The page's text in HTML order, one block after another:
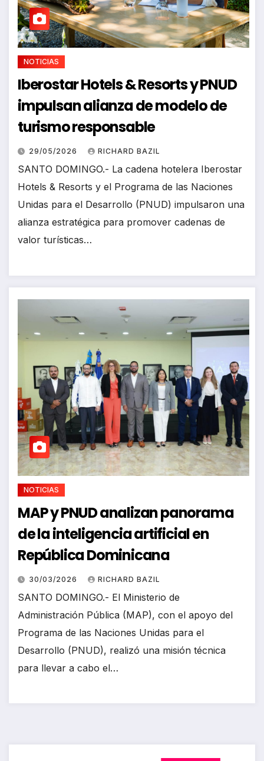
NOTICIAS
Iberostar Hotels & Resorts y PNUD
impulsan alianza de modelo de
turismo responsable
29/05/2026 RICHARD BAZIL
SANTO DOMINGO.- La cadena hotelera Iberostar
Hotels & Resorts y el Programa de las Naciones
Unidas para el Desarrollo (PNUD) impulsaron una
alianza estratégica para promover cadenas de
valor turísticas…
NOTICIAS
MAP y PNUD analizan panorama
de la inteligencia artificial en
República Dominicana
30/03/2026 RICHARD BAZIL
SANTO DOMINGO.- El Ministerio de
Administración Pública (MAP), con el apoyo del
Programa de las Naciones Unidas para el
Desarrollo (PNUD), realizó una misión técnica
para llevar a cabo el…